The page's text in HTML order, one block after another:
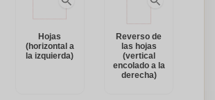
Hojas
(horizontal a
la izquierda)
Reverso de
las hojas
(vertical
encolado a la
derecha)